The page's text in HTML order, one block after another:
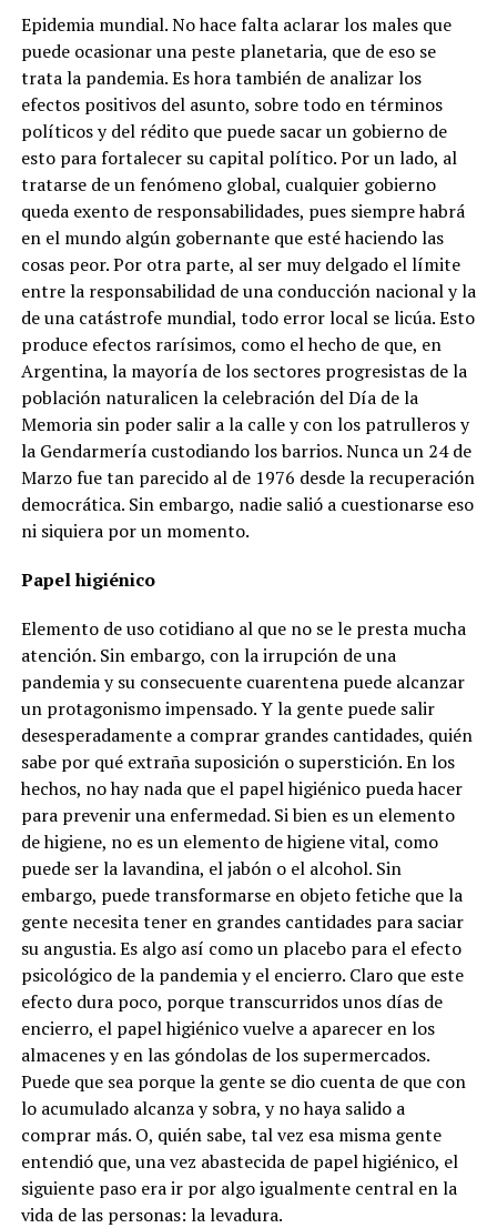
Epidemia mundial. No hace falta aclarar los males que
puede ocasionar una peste planetaria, que de eso se
trata la pandemia. Es hora también de analizar los
efectos positivos del asunto, sobre todo en términos
políticos y del rédito que puede sacar un gobierno de
esto para fortalecer su capital político. Por un lado, al
tratarse de un fenómeno global, cualquier gobierno
queda exento de responsabilidades, pues siempre habrá
en el mundo algún gobernante que esté haciendo las
cosas peor. Por otra parte, al ser muy delgado el límite
entre la responsabilidad de una conducción nacional y la
de una catástrofe mundial, todo error local se licúa. Esto
produce efectos rarísimos, como el hecho de que, en
Argentina, la mayoría de los sectores progresistas de la
población naturalicen la celebración del Día de la
Memoria sin poder salir a la calle y con los patrulleros y
la Gendarmería custodiando los barrios. Nunca un 24 de
Marzo fue tan parecido al de 1976 desde la recuperación
democrática. Sin embargo, nadie salió a cuestionarse eso
ni siquiera por un momento.
Papel higiénico
Elemento de uso cotidiano al que no se le presta mucha
atención. Sin embargo, con la irrupción de una
pandemia y su consecuente cuarentena puede alcanzar
un protagonismo impensado. Y la gente puede salir
desesperadamente a comprar grandes cantidades, quién
sabe por qué extraña suposición o superstición. En los
hechos, no hay nada que el papel higiénico pueda hacer
para prevenir una enfermedad. Si bien es un elemento
de higiene, no es un elemento de higiene vital, como
puede ser la lavandina, el jabón o el alcohol. Sin
embargo, puede transformarse en objeto fetiche que la
gente necesita tener en grandes cantidades para saciar
su angustia. Es algo así como un placebo para el efecto
psicológico de la pandemia y el encierro. Claro que este
efecto dura poco, porque transcurridos unos días de
encierro, el papel higiénico vuelve a aparecer en los
almacenes y en las góndolas de los supermercados.
Puede que sea porque la gente se dio cuenta de que con
lo acumulado alcanza y sobra, y no haya salido a
comprar más. O, quién sabe, tal vez esa misma gente
entendió que, una vez abastecida de papel higiénico, el
siguiente paso era ir por algo igualmente central en la
vida de las personas: la levadura.